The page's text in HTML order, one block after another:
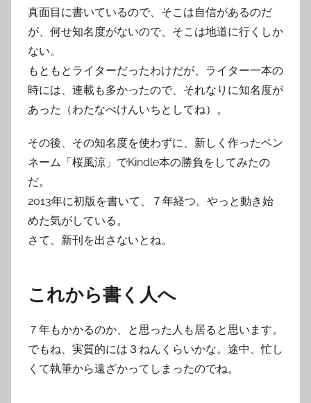
真面目に書いているので、そこは自信があるのだ
が、何せ知名度がないので、そこは地道に行くしか
ない。
もともとライターだったわけだが、ライター一本の
時には、連載も多かったので、それなりに知名度が
あった（わたなべけんいちとしてね）。
その後、その知名度を使わずに、新しく作ったペン
ネーム「桜風涼」でKindle本の勝負をしてみたの
だ。
2013年に初版を書いて、７年経つ。やっと動き始
めた気がしている。
さて、新刊を出さないとね。
これから書く人へ
７年もかかるのか、と思った人も居ると思います。
でもね、実質的には３ねんくらいかな。途中、忙し
くて執筆から遠ざかってしまったのでね。